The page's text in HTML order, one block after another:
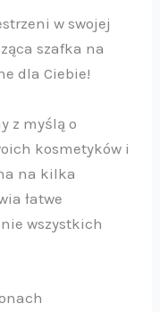
w swojej
szafka na
dla Ciebie!
z myślą o
kosmetyków i
na kilka
łatwe
wszystkich